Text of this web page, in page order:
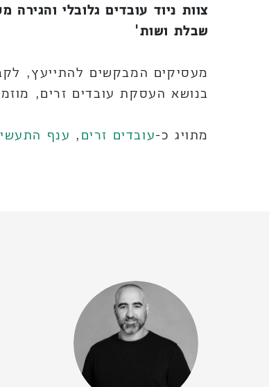
צוות ניוד עובדים גלובלי והגירה
שבלת ושות'
מעסיקים המבקשים להתייעץ,
בנושא העסקת עובדים זרים,
מתויג כ-עובדים זרים, ענף